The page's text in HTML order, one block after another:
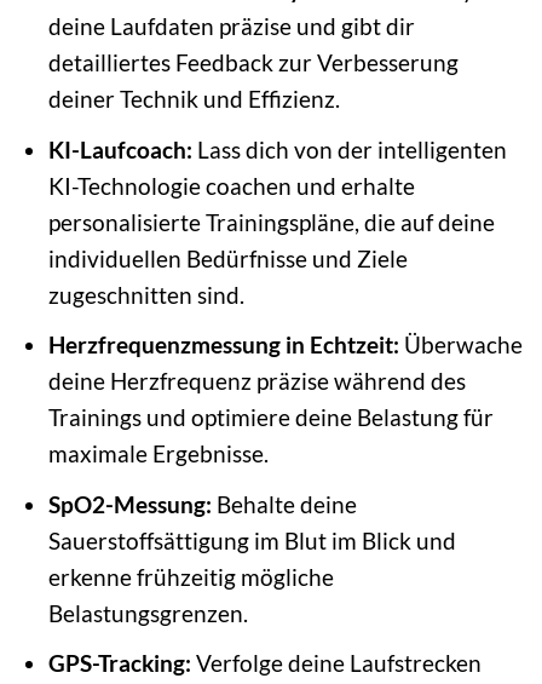
deine Laufdaten präzise und gibt dir
detailliertes Feedback zur Verbesserung
deiner Technik und Effizienz.
KI-Laufcoach: Lass dich von der intelligenten
KI-Technologie coachen und erhalte
personalisierte Trainingspläne, die auf deine
individuellen Bedürfnisse und Ziele
zugeschnitten sind.
Herzfrequenzmessung in Echtzeit: Überwache
deine Herzfrequenz präzise während des
Trainings und optimiere deine Belastung für
maximale Ergebnisse.
SpO2-Messung: Behalte deine
Sauerstoffsättigung im Blut im Blick und
erkenne frühzeitig mögliche
Belastungsgrenzen.
GPS-Tracking: Verfolge deine Laufstrecken